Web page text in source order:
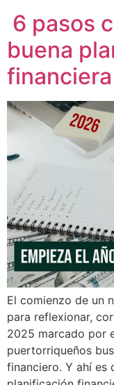
6 pasos
buena
El comienzo de un
para reflexionar,
2025 marcado por
puertorriqueños
financiero. Y ahí es